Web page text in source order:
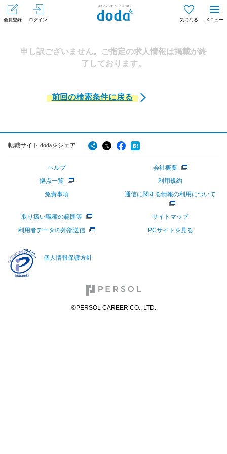
会員登録
ログイン
気になる
申し訳ございません。ご指定の求人情報は掲載が終
了しております。
前回の検索条件に戻る
転職サイト dodaをシェア
ヘルプ
会社概要
拠点一覧
利用規約
免責事項
通信に関する情報の利用について
取り扱い職種の範囲等
サイトマップ
利用者データの外部送信
PCサイトを見る
個人情報保護方針
©PERSOL CAREER CO., LTD.